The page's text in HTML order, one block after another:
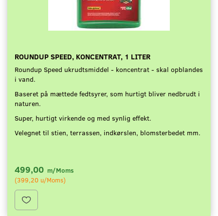
ROUNDUP SPEED, KONCENTRAT, 1 LITER
Roundup Speed ukrudtsmiddel - koncentrat - skal opblandes
i vand.
Baseret på mættede fedtsyrer, som hurtigt bliver nedbrudt i
naturen.
Super, hurtigt virkende og med synlig effekt.
Velegnet til stien, terrassen, indkørslen, blomsterbedet mm.
499,00 m/Moms
(399,20 u/Moms)